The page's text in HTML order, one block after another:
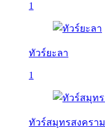
1
ทัวร์ยะลา
1
ทัวร์สมุทรสงคราม